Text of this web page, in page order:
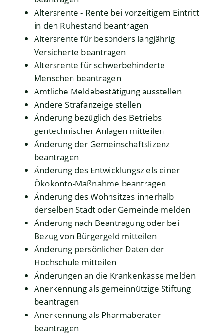
Altersrente - Rente bei vorzeitigem Eintritt
in den Ruhestand beantragen
Altersrente für besonders langjährig
Versicherte beantragen
Altersrente für schwerbehinderte
Menschen beantragen
Amtliche Meldebestätigung ausstellen
Andere Strafanzeige stellen
Änderung bezüglich des Betriebs
gentechnischer Anlagen mitteilen
Änderung der Gemeinschaftslizenz
beantragen
Änderung des Entwicklungsziels einer
Ökokonto-Maßnahme beantragen
Änderung des Wohnsitzes innerhalb
derselben Stadt oder Gemeinde melden
Änderung nach Beantragung oder bei
Bezug von Bürgergeld mitteilen
Änderung persönlicher Daten der
Hochschule mitteilen
Änderungen an die Krankenkasse melden
Anerkennung als gemeinnützige Stiftung
beantragen
Anerkennung als Pharmaberater
beantragen